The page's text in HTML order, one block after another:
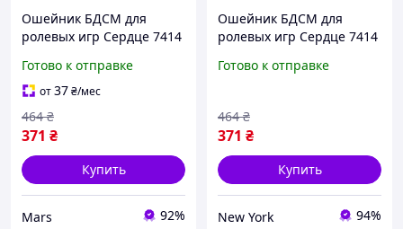
Ошейник БДСМ для
ролевых игр Сердце 7414
Готово к отправке
от37₴/мес
371 ₴
464 ₴
Купить
Mars 92%
Ошейник БДСМ для
ролевых игр Сердце 7414
Готово к отправке
371 ₴
464 ₴
Купить
New York 94%